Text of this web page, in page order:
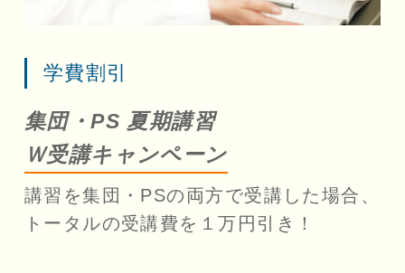
学費割引
集団・PS 夏期講習
Ｗ受講キャンペーン
講習を集団・PSの両方で受講した場合、
トータルの受講費を１万円引き！